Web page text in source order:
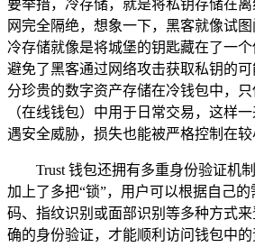
要举措，冷存储，就是将私钥存储在
网完全隔绝，想象一下，黑客就像试
冷存储就像是将城堡的钥匙藏在了一个
避免了黑客通过网络攻击获取私钥的
分珍贵的数字资产存储在冷钱包中，
（在线钱包）中用于日常交易，这样
遇安全威胁，损失也能被严格控制在较
Trust 钱包还拥有多重身份验证机
加上了多把“锁”，用户可以根据自己
码、指纹识别或面部识别等多种方式
确的身份验证，才能顺利访问钱包中